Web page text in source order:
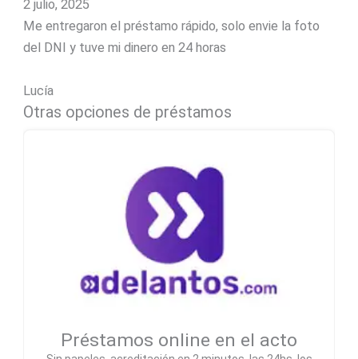
2 julio, 2025
Me entregaron el préstamo rápido, solo envie la foto
del DNI y tuve mi dinero en 24 horas
Lucía
Otras opciones de préstamos
Préstamos online en el acto